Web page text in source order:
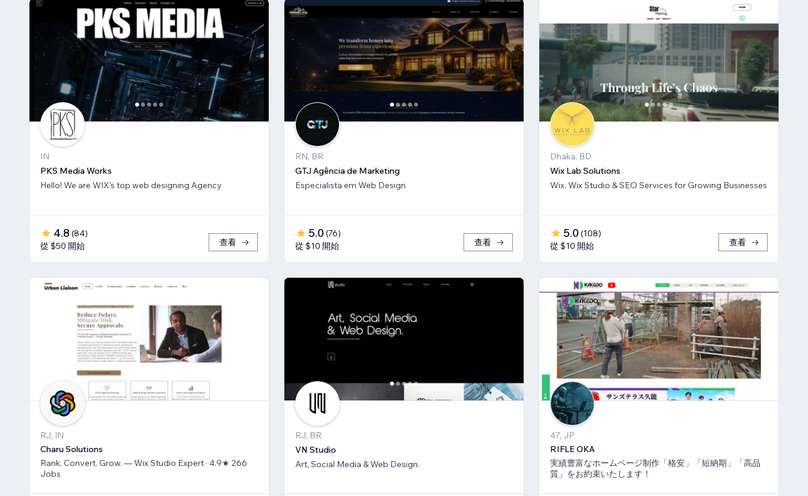
IN
PKS Media Works
Hello! We are WIX's top web designing Agency
4.8 (84)
從 $50 開始
查看
RN, BR
GTJ Agência de Marketing
Especialista em Web Design
5.0 (76)
從 $10 開始
查看
Dhaka, BD
Wix Lab Solutions
Wix, Wix Studio & SEO Services for Growing Businesses
5.0 (108)
從 $10 開始
查看
RJ, IN
Charu Solutions
Rank. Convert. Grow. — Wix Studio Expert · 4.9★ 266
Jobs
RJ, BR
VN Studio
Art, Social Media & Web Design.
47, JP
RIFLE OKA
実績豊富なホームページ制作「格安」「短納期」「高品
質」をお約束いたします！